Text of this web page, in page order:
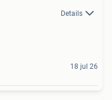
Details
18 jul 26